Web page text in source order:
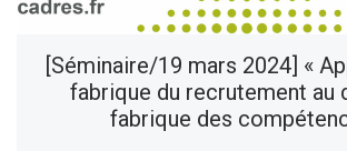
[Séminaire/19 mars 2024] «
fabrique du recrutement au
fabrique des